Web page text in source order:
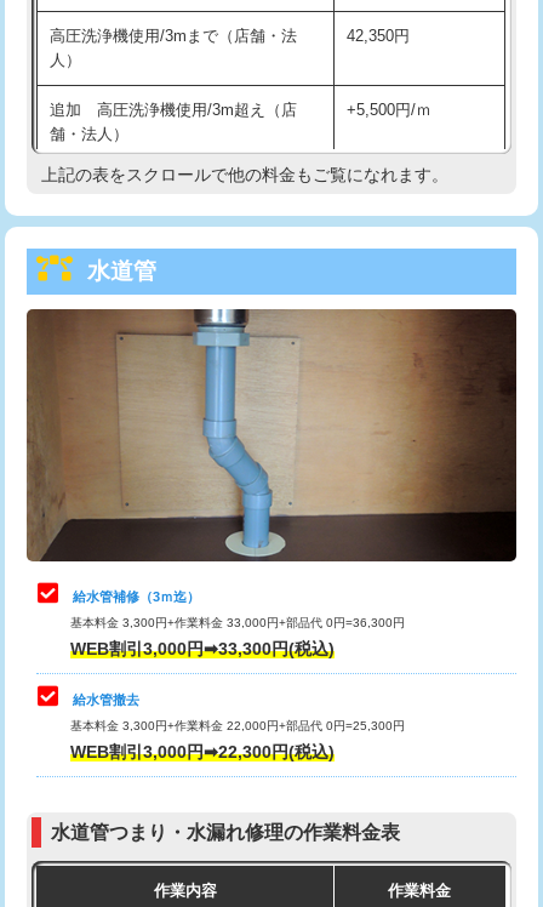
給水管工事※（土の掘削・埋め戻し作
業)
11,000円
給水管工事※（塩ビ管（VP・HI）使
用/3ｍまで)
33,000円
給水管工事※（塩ビ管（VP・HI）使
+8,800円
給水管工事※（ライニング鋼管・銅
管・ポリ管・HT管使用/3ｍまで)
給水管工事※（ライニング鋼管・銅
管・ポリ管・HT管使用/3ｍ超え)
排水管工事（土の掘削・埋め戻し作
11,000円~
排水管工事（排水管工事/3ｍまで） 55,000円
排水管工事（追加 排水管工事/3ｍ超
マス交換（土の掘削・埋め戻し作業）
マス交換（深さ50㎝未満）
マス交換（深さ50㎝以上）
コンクリート斫り（厚さ10㎝まで）
高圧洗浄機使用/3mまで（店舗・法
人）
42,350円
追加 高圧洗浄機使用/3m超え（店
舗・法人）
+5,500円/ｍ
高度高圧洗浄換 現地調査
トーラー機使用/3mまで
追加トーラー機使用/3m超え
33,000円
8,800円
止水・漏水調査・防水処理・清掃・修
理・調整・分解・加工など（軽作業）
11,000円
止水・漏水調査・防水処理・清掃・修
理・調整・分解・加工など（中作業）
止水・漏水調査・防水処理・清掃・修
理・調整・分解・加工など（重作業）
33,000円
その他部品の脱着
交換・取付（タンク）
式）)
式・ワンホール）)
上記の表をスクロールで他の料金もご覧になれます。
水道管
給水管補修（3ｍ迄）
基本料金 3,300円+作業料金 33,000円+部品代 0円=36,300円
WEB割引3,000円➡33,300円(税込)
給水管撤去
基本料金 3,300円+作業料金 22,000円+部品代 0円=25,300円
WEB割引3,000円➡22,300円(税込)
水道管つまり・水漏れ修理の作業料金表
作業内容 作業料金